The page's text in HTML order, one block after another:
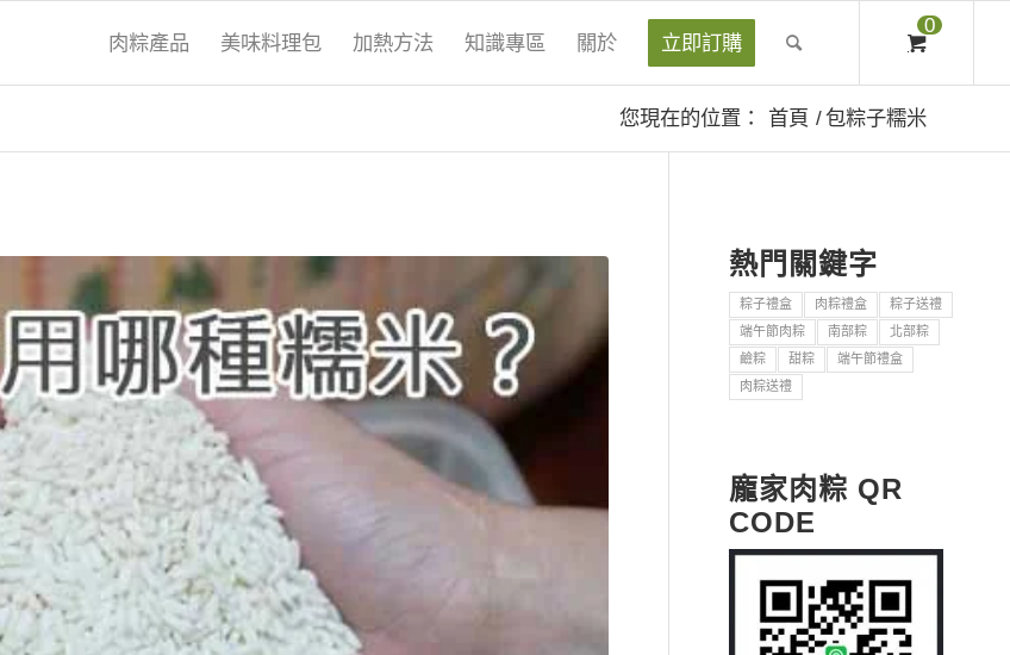
肉粽產品 美味料理包 加熱方法 知識專區 關於 立即訂購
0
您現在的位置： 首頁 /包粽子糯米
熱門關鍵字
粽子禮盒 肉粽禮盒 粽子送禮
端午節肉粽 南部粽 北部粽
鹼粽 甜粽 端午節禮盒
肉粽送禮
龐家肉粽 QR
CODE